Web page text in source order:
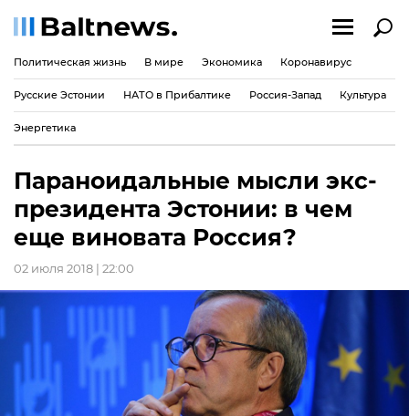
Политическая жизнь В мире Экономика Коронавирус
Русские Эстонии НАТО в Прибалтике Россия-Запад Культура
Энергетика
Параноидальные мысли экс-
президента Эстонии: в чем
еще виновата Россия?
02 июля 2018 | 22:00